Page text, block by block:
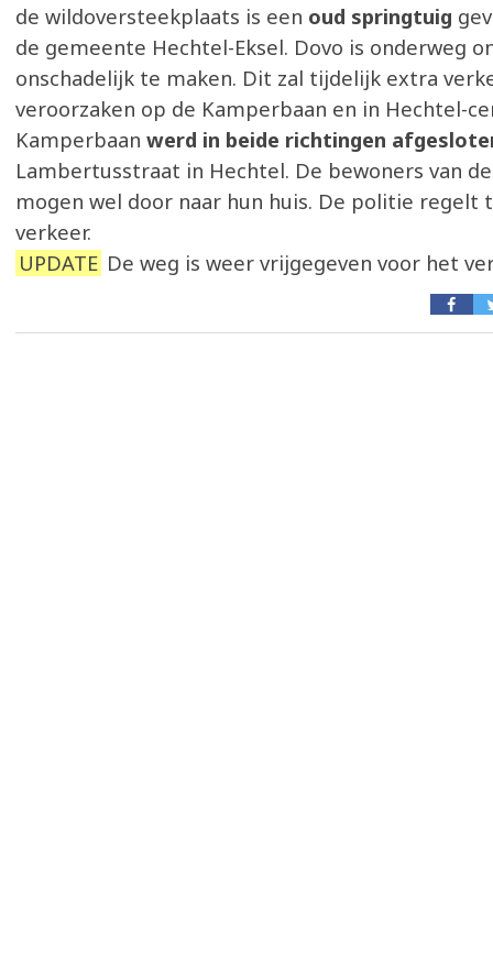
de wildoversteekplaats is een oud springtuig
de gemeente Hechtel-Eksel. Dovo is onderweg
onschadelijk te maken. Dit zal tijdelijk extra
veroorzaken op de Kamperbaan en in Hechtel-
Kamperbaan werd in beide richtingen
Lambertusstraat in Hechtel. De bewoners van
mogen wel door naar hun huis. De politie regelt
verkeer.
UPDATE De weg is weer vrijgegeven voor het